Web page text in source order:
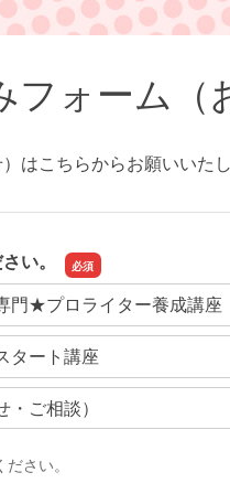
フォーム（
はこちらからお願いいたし
い。
門★プロライター養成講座
タート講座
ご相談）
さい。